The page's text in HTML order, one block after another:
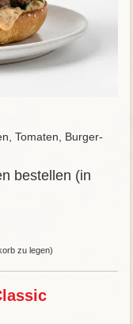
Tomaten, Burger-
bestellen (in
zu legen)